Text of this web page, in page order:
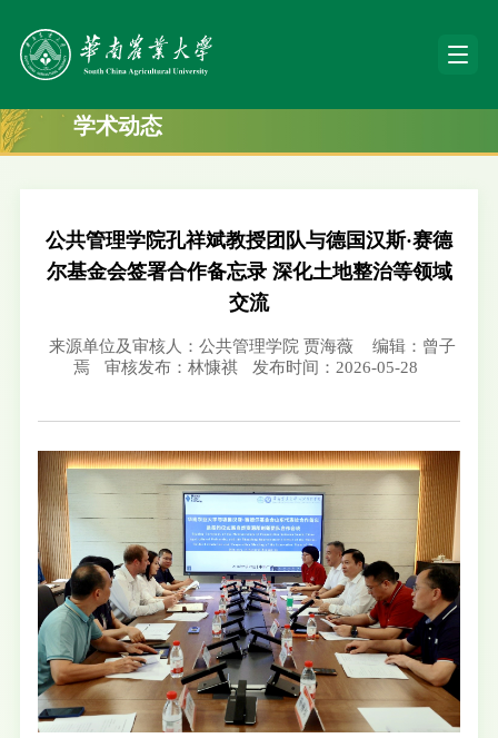
学术动态
公共管理学院孔祥斌教授团队与德国汉斯·赛德
尔基金会签署合作备忘录 深化土地整治等领域
交流
来源单位及审核人：公共管理学院 贾海薇
编辑：曾子
焉
审核发布：林慷祺 发布时间：2026-05-28